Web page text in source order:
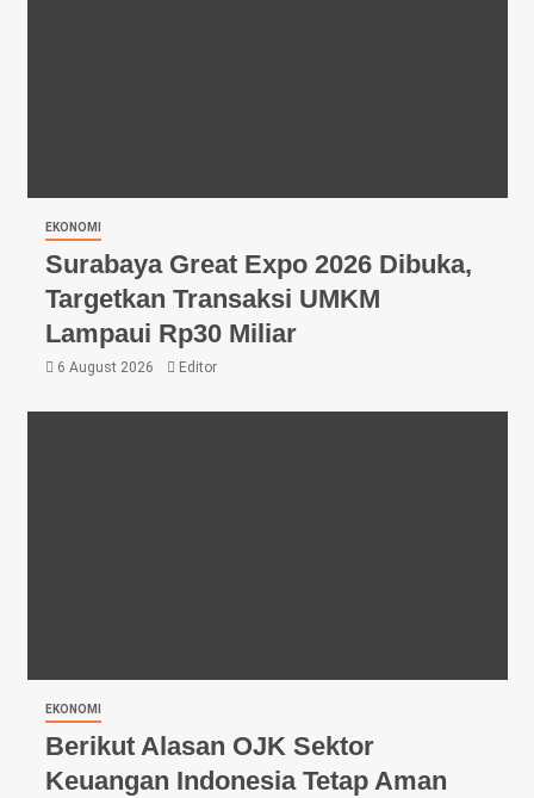
EKONOMI
Surabaya Great Expo 2026 Dibuka,
Targetkan Transaksi UMKM
Lampaui Rp30 Miliar
6 August 2026 Editor
EKONOMI
Berikut Alasan OJK Sektor
Keuangan Indonesia Tetap Aman